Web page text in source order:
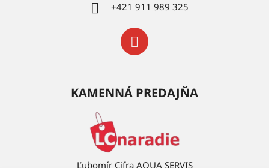
+421 911 989 325
KAMENNÁ PREDAJŇA
Ľubomír Cifra AQUA SERVIS